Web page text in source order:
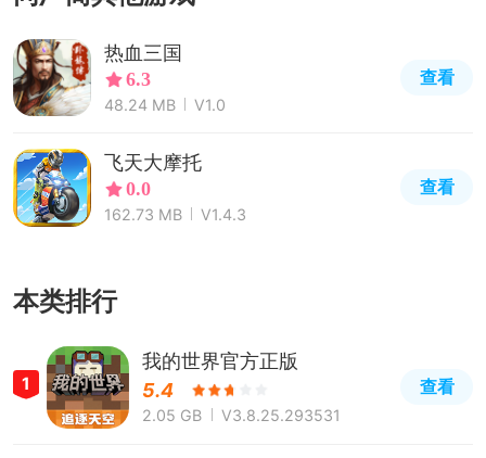
热血三国
6.3
48.24 MB V1.0
查看
飞天大摩托
0.0
162.73 MB V1.4.3
查看
本类排行
1
我的世界官方正版
5.4
2.05 GB V3.8.25.293531
查看